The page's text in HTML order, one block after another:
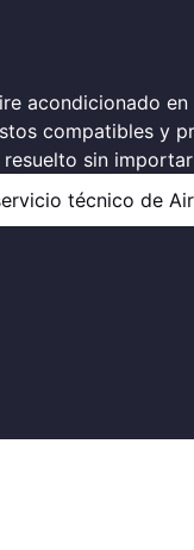
acondicionado
compatibles y
sin
técnico de